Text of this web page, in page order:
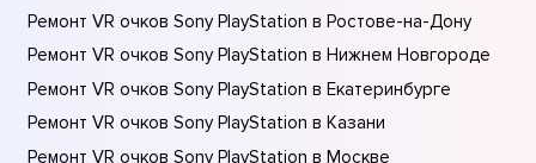
Ремонт VR очков Sony PlayStation в Ростове-на-Донy
Ремонт VR очков Sony PlayStation в Нижнем Новгороде
Ремонт VR очков Sony PlayStation в Екатеринбурге
Ремонт VR очков Sony PlayStation в Казани
Ремонт VR очков Sony PlayStation в Москве